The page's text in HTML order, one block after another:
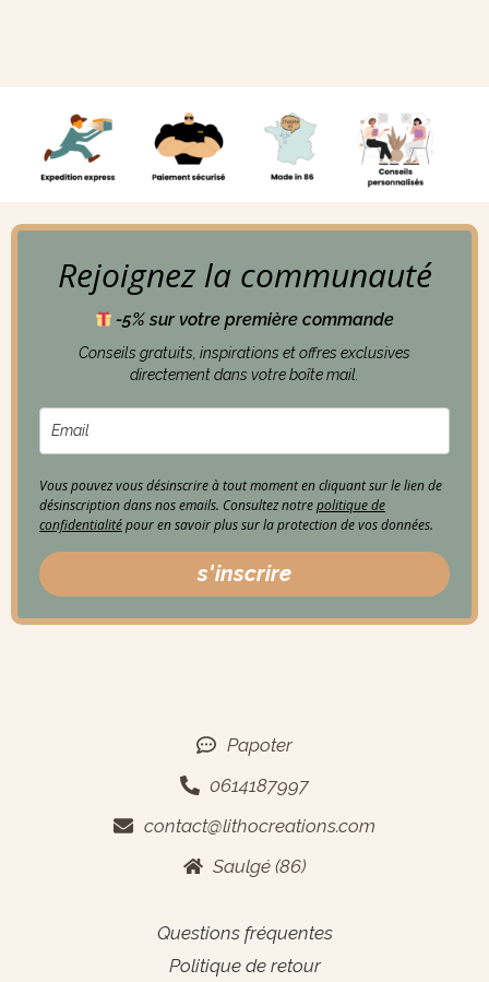
Rejoignez la communauté
-5% sur votre première commande
Conseils gratuits, inspirations et offres exclusives
directement dans votre boîte mail.
Vous pouvez vous désinscrire à tout moment en cliquant sur le lien de
désinscription dans nos emails. Consultez notrepolitique de
confidentialitépour en savoir plus sur la protection de vos données.
s'inscrire
Papoter
0614187997
contact@lithocreations.com
Saulgé (86)
Questions fréquentes
Politique de retour